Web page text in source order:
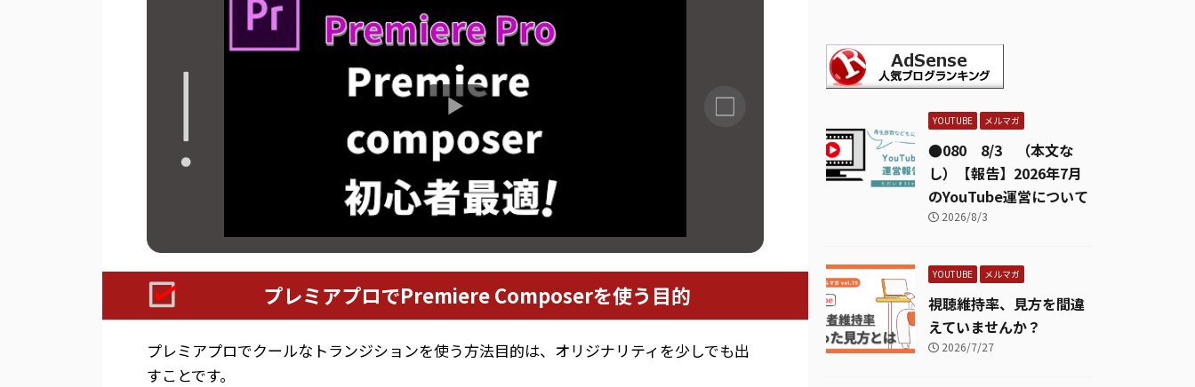
プレミアプロでPremiere Composerを使う目的
プレミアプロでクールなトランジションを使う方法目的は、オリジナリティを少しでも出
すことです。
YOUTUBE メルマガ
●080 8/3 （本文な
し）【報告】2026年7月
のYouTube運営について
2026/8/3
YOUTUBE メルマガ
視聴維持率、見方を間違
えていませんか？
2026/7/27